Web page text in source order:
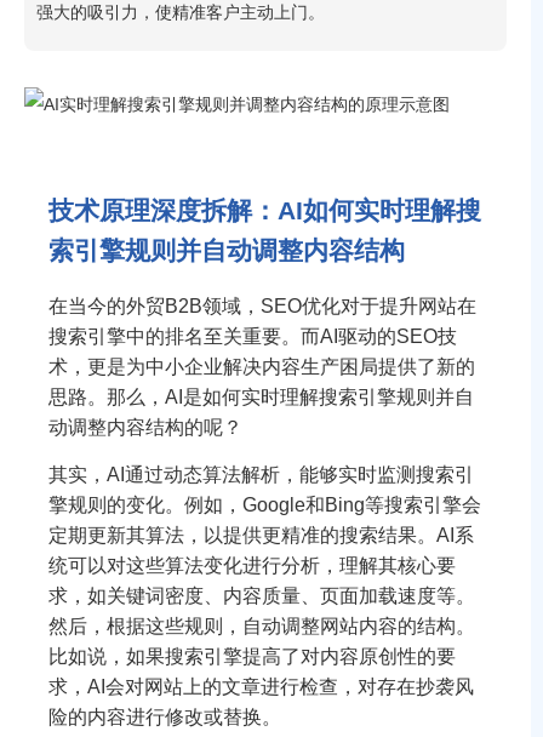
强大的吸引力，使精准客户主动上门。
技术原理深度拆解：AI如何实时理解搜
索引擎规则并自动调整内容结构
在当今的外贸B2B领域，SEO优化对于提升网站在
搜索引擎中的排名至关重要。而AI驱动的SEO技
术，更是为中小企业解决内容生产困局提供了新的
思路。那么，AI是如何实时理解搜索引擎规则并自
动调整内容结构的呢？
其实，AI通过动态算法解析，能够实时监测搜索引
擎规则的变化。例如，Google和Bing等搜索引擎会
定期更新其算法，以提供更精准的搜索结果。AI系
统可以对这些算法变化进行分析，理解其核心要
求，如关键词密度、内容质量、页面加载速度等。
然后，根据这些规则，自动调整网站内容的结构。
比如说，如果搜索引擎提高了对内容原创性的要
求，AI会对网站上的文章进行检查，对存在抄袭风
险的内容进行修改或替换。